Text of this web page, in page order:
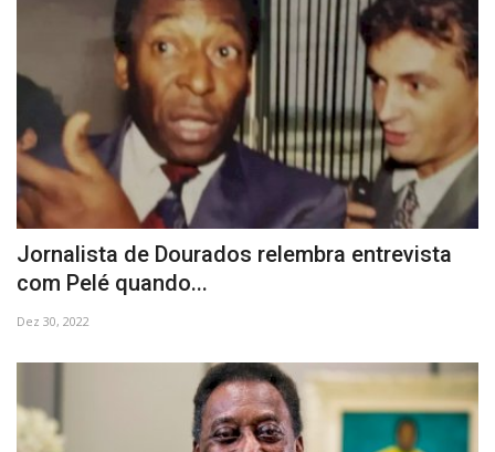
Jornalista de Dourados relembra entrevista
com Pelé quando...
Dez 30, 2022